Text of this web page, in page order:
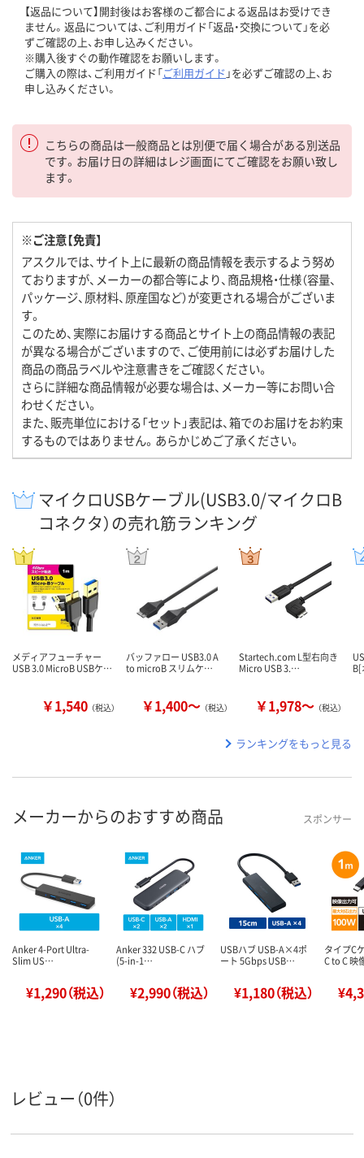
【返品について】開封後はお客様のご都合による返品はお受けでき
ません。返品については、ご利用ガイド「返品・交換について」を必
ずご確認の上、お申し込みください。
※購入後すぐの動作確認をお願いします。
ご購入の際は、ご利用ガイド「ご利用ガイド 」を必ずご確認の上、お
申し込みください。
こちらの商品は一般商品とは別便で届く場合がある別送品
です。お届け日の詳細はレジ画面にてご確認をお願い致し
ます。
※ご注意【免責】
アスクルでは、サイト上に最新の商品情報を表示するよう努め
ておりますが、メーカーの都合等により、商品規格・仕様（容量、
パッケージ、原材料、原産国など）が変更される場合がございま
す。
このため、実際にお届けする商品とサイト上の商品情報の表記
が異なる場合がございますので、ご使用前には必ずお届けした
商品の商品ラベルや注意書きをご確認ください。
さらに詳細な商品情報が必要な場合は、メーカー等にお問い合
わせください。
また、販売単位における「セット」表記は、箱でのお届けをお約束
するものではありません。あらかじめご了承ください。
マイクロUSBケーブル(USB3.0/マイクロB
コネクタ）の売れ筋ランキング
メディアフューチャー
USB 3.0 MicroB USBケ…
￥1,540 （税込）
バッファロー USB3.0 A
to microB スリムケ…
￥1,400～ （税込）
Startech.com L型右向き
Micro USB 3.…
￥1,978～ （税込）
B[
ランキングをもっと見る
メーカーからのおすすめ商品 スポンサー
Anker 4-Port Ultra-
Slim US…
¥1,290（税込）
Anker 332 USB-C ハブ
(5-in-1…
¥2,990（税込）
USBハブ USB-A×4ポ
ート 5Gbps USB…
¥1,180（税込）
タイプC
C to C
レビュー（0件）